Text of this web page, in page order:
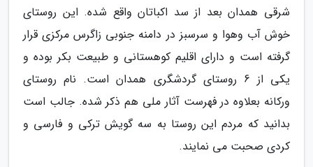
شرقی همدان بعد از سد اکباتان واقع شده. این روستای
خوش آب وهوا و سرسبز در دامنه جنوبی زاگرس مرکزی قرار
گرفته است و دارای اقلیم کوهستانی و طبیعت بکر بوده و
یکی از 6 روستای گردشگری همدان است. نام روستای
ورکانه بعلاوه در فهرست آثار ملی هم ذکر شده. جالب است
بدانید که مردم این روستا به سه گویش ترکی و فارسی و
کردی صحبت می نمایند.